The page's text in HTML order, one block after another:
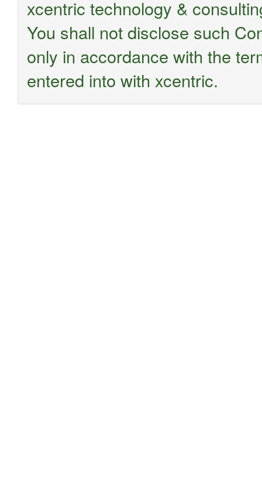
xcentric technology &
You shall not disclose such
only in accordance with the
entered into with xcentric.